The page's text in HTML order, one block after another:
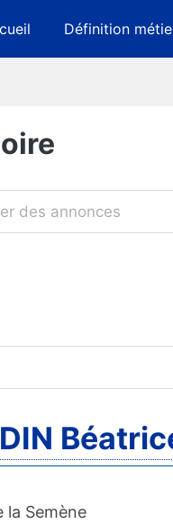
Définition
la Semène